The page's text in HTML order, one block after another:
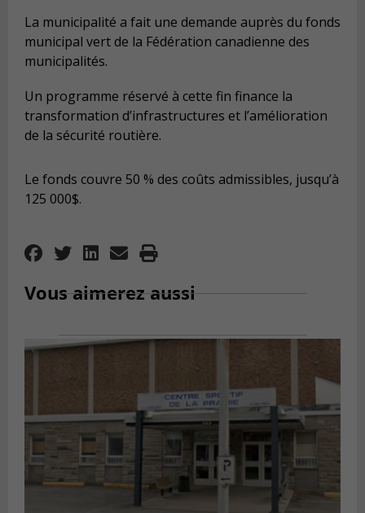
La municipalité a fait une demande auprès du fonds
municipal vert de la Fédération canadienne des
municipalités.
Un programme réservé à cette fin finance la
transformation d’infrastructures et l’amélioration
de la sécurité routière.
Le fonds couvre 50 % des coûts admissibles, jusqu’à
125 000$.
Vous aimerez aussi